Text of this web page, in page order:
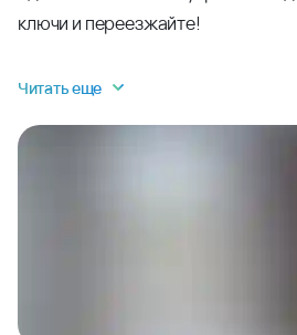
ключи и переезжайте!
Читать еще